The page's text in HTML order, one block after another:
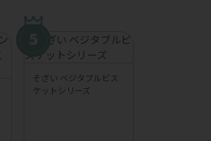
そざい ベジタブルビス
ケットシリーズ